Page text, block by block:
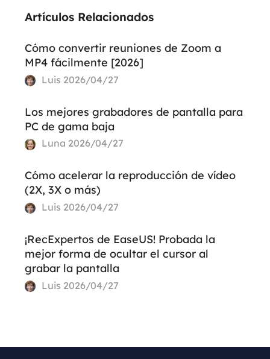
Artículos Relacionados
Cómo convertir reuniones de Zoom a
MP4 fácilmente [2026]
Luis 2026/04/27
Los mejores grabadores de pantalla para
PC de gama baja
Luna 2026/04/27
Cómo acelerar la reproducción de vídeo
(2X, 3X o más)
Luis 2026/04/27
¡RecExpertos de EaseUS! Probada la
mejor forma de ocultar el cursor al
grabar la pantalla
Luis 2026/04/27